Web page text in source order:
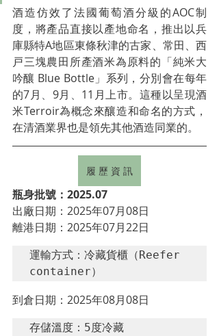
酒造仿效了法國葡萄酒分級的AOC制
度，將產品直接以產地命名， 推出以兵
庫縣特A地區東條秋津的古家、常田、西
戸三塊農田所產酒米為原料的 「純米大
吟釀 Blue Bottle」系列，分別會在每年
的7月 、 9月 、 11月上市。這種以呈現酒
米Terroir為概念來釀造和命名的方式，
在清酒業界也是領先其他酒造同業的。
履 歷 資 訊
瓶身批號：2025.07
出廠日期：2025年07月08日
離港日期：2025年07月22日
運輸方式：冷藏貨櫃（Reefer
container）
到倉日期：2025年08月08日
存儲溫度：5度冷藏